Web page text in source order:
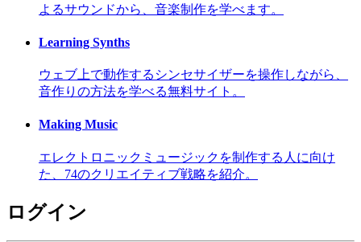
よるサウンドから、音楽制作を学べます。
Learning Synths
ウェブ上で動作するシンセサイザーを操作しながら、
音作りの方法を学べる無料サイト。
Making Music
エレクトロニックミュージックを制作する人に向け
た、74のクリエイティブ戦略を紹介。
ログイン